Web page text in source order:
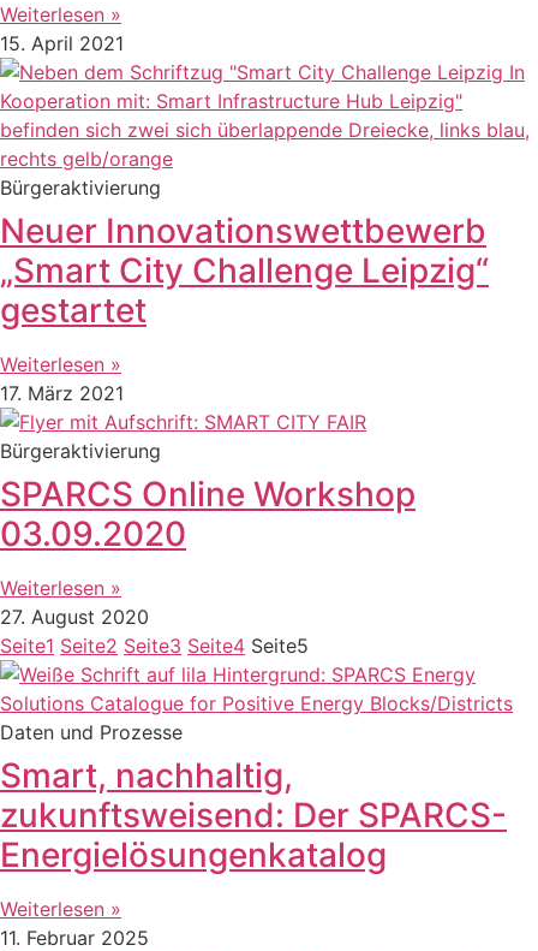
Weiterlesen »
15. April 2021
Bürgeraktivierung
Neuer Innovationswettbewerb
„Smart City Challenge Leipzig“
gestartet
Weiterlesen »
17. März 2021
Bürgeraktivierung
SPARCS Online Workshop
03.09.2020
Weiterlesen »
27. August 2020
Seite1 Seite2 Seite3 Seite4 Seite5
Daten und Prozesse
Smart, nachhaltig,
zukunftsweisend: Der SPARCS-
Energielösungenkatalog
Weiterlesen »
11. Februar 2025